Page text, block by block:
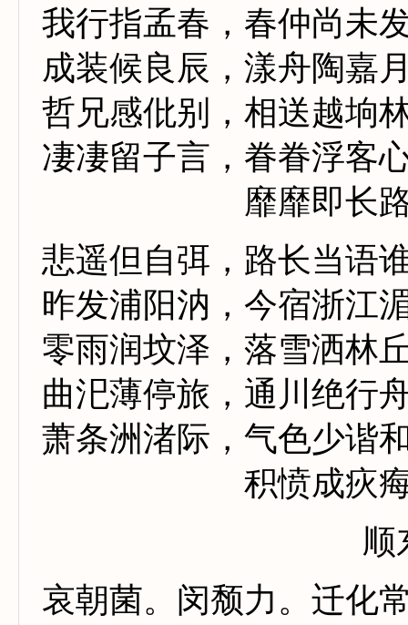
我行指孟春，春仲尚未
成装候良辰，漾舟陶嘉
哲兄感仳别，相送越垧
凄凄留子言，眷眷浮客
靡靡即长
悲遥但自弭，路长当语
昨发浦阳汭，今宿浙江
零雨润坟泽，落雪洒林
曲汜薄停旅，通川绝行
萧条洲渚际，气色少谐
积愤成疢
顺
哀朝菌。闵颓力。迁化